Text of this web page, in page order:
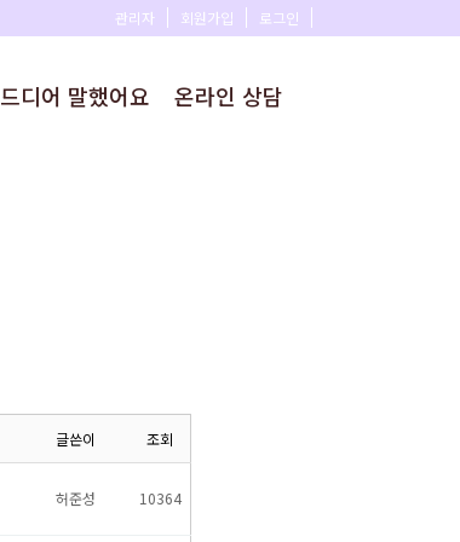
로그인
회원가입
관리자
드디어 말했어요 온라인 상담
글쓴이 조회
허준성 10364